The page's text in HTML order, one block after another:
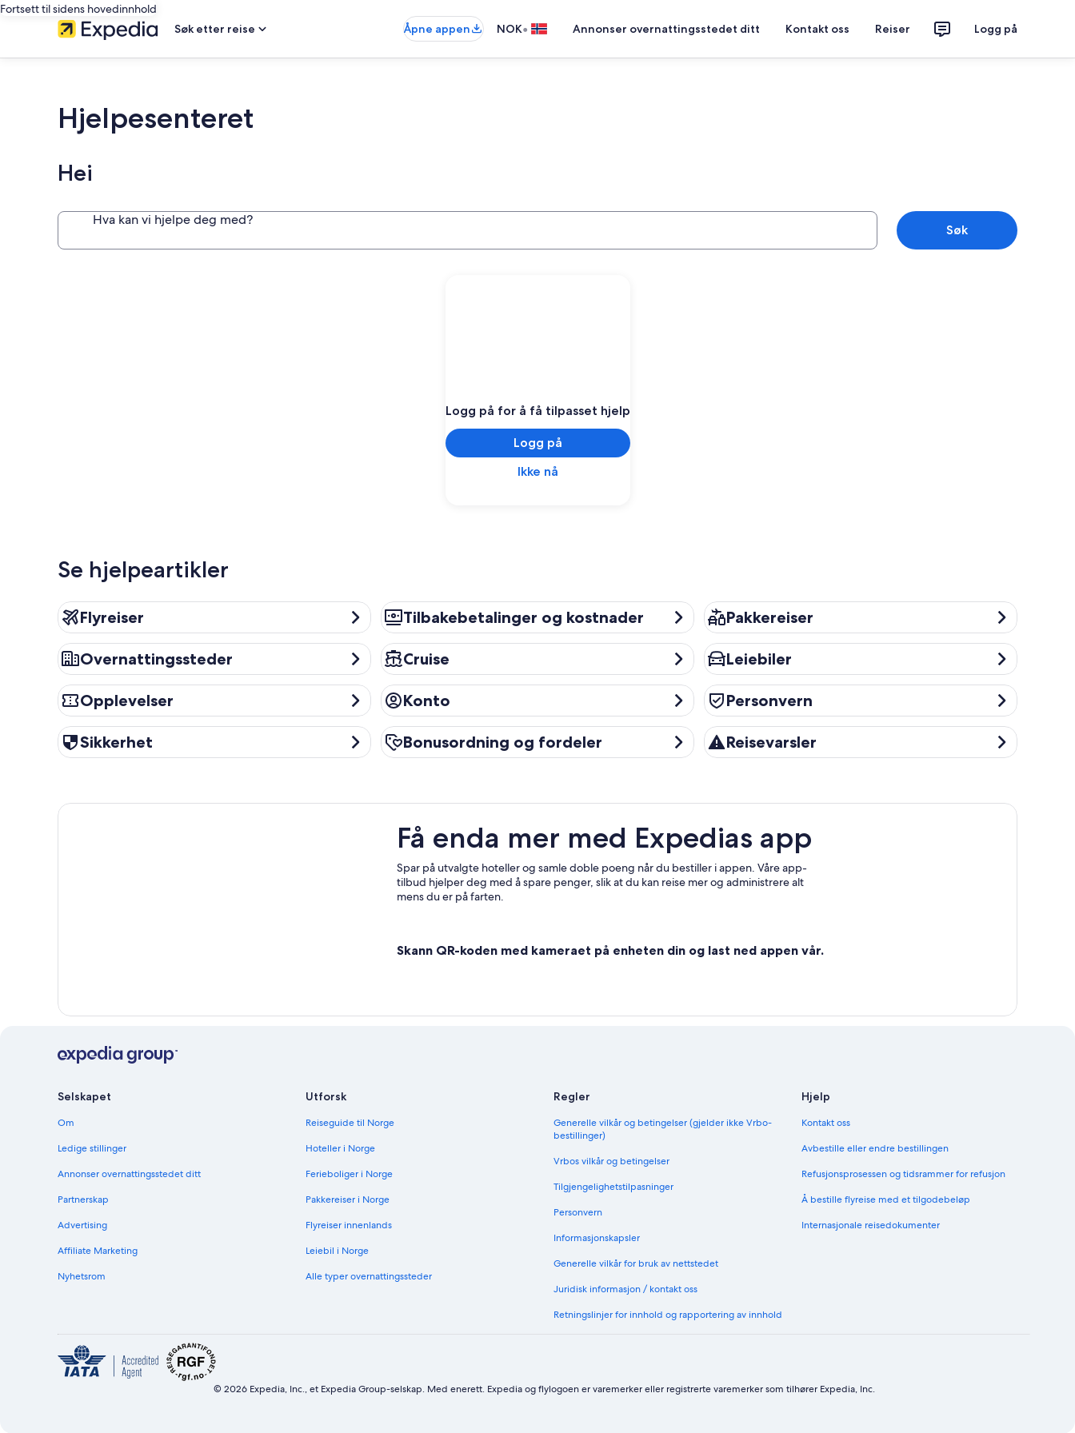
Fortsett til sidens hovedinnhold
Søk etter reise
Åpne appen NOK• Annonser overnattingsstedet ditt Kontakt oss Reiser Logg på
Hjelpesenteret
Hei
Hva kan vi hjelpe deg med?
Søk
Logg på for å få tilpasset hjelp
Logg på
Ikke nå
Se hjelpeartikler
Flyreiser
Flyreiser Tilbakebetalinger og kostnader
Tilbakebetalinger og kostnader Pakkereiser
Pakkereiser
Overnattingssteder
Overnattingssteder Cruise
Cruise Leiebiler
Leiebiler
Opplevelser
Opplevelser Konto
Konto Personvern
Personvern
Sikkerhet
Sikkerhet Bonusordning og fordeler
Bonusordning og fordeler Reisevarsler
Reisevarsler
Få enda mer med Expedias app
Spar på utvalgte hoteller og samle doble poeng når du bestiller i appen. Våre app-
tilbud hjelper deg med å spare penger, slik at du kan reise mer og administrere alt
mens du er på farten.
Skann QR-koden med kameraet på enheten din og last ned appen vår.
Selskapet
Om
Ledige stillinger
Annonser overnattingsstedet ditt
Partnerskap
Advertising
Affiliate Marketing
Nyhetsrom
Utforsk
Reiseguide til Norge
Hoteller i Norge
Ferieboliger i Norge
Pakkereiser i Norge
Flyreiser innenlands
Leiebil i Norge
Alle typer overnattingssteder
Regler
Generelle vilkår og betingelser (gjelder ikke Vrbo-
bestillinger)
Vrbos vilkår og betingelser
Tilgjengelighetstilpasninger
Personvern
Informasjonskapsler
Generelle vilkår for bruk av nettstedet
Juridisk informasjon / kontakt oss
Retningslinjer for innhold og rapportering av innhold
Hjelp
Kontakt oss
Avbestille eller endre bestillingen
Refusjonsprosessen og tidsrammer for refusjon
Å bestille flyreise med et tilgodebeløp
Internasjonale reisedokumenter
© 2026 Expedia, Inc., et Expedia Group-selskap. Med enerett. Expedia og flylogoen er varemerker eller registrerte varemerker som tilhører Expedia, Inc.